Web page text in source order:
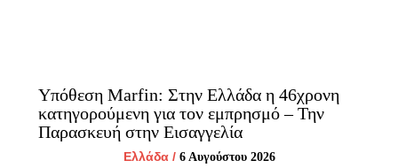
Υπόθεση Marfin: Στην Ελλάδα η 46χρονη
κατηγορούμενη για τον εμπρησμό – Την
Παρασκευή στην Εισαγγελία
Ελλάδα/ 6 Αυγούστου 2026